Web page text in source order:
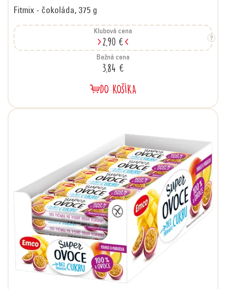
Fitmix - čokoláda, 375 g
Klubová cena
2,90 €
Bežná cena
3,84 €
DO KOŠÍKA